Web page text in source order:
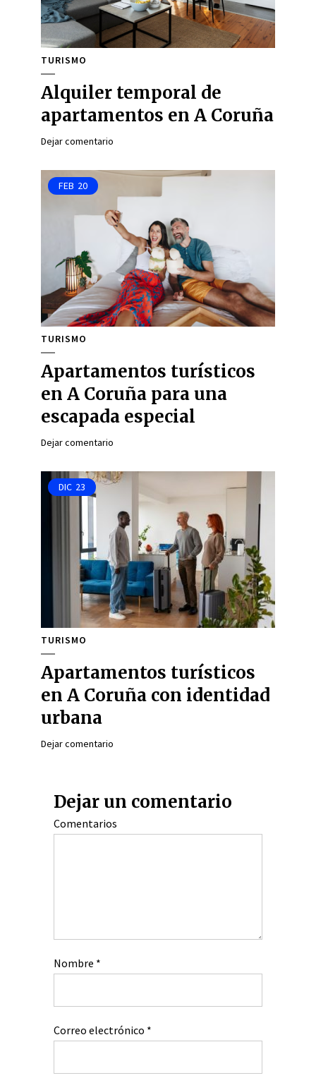
TURISMO
Alquiler temporal de
apartamentos en A Coruña
Dejar comentario
FEB 20
TURISMO
Apartamentos turísticos
en A Coruña para una
escapada especial
Dejar comentario
DIC 23
TURISMO
Apartamentos turísticos
en A Coruña con identidad
urbana
Dejar comentario
Dejar un comentario
Comentarios
Nombre *
Correo electrónico *